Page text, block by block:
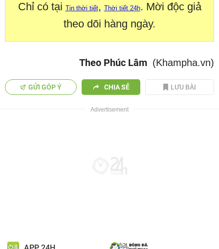
Chỉ có tại Tin thời tiết, Thời tiết 24h. Mời độc giả
theo dõi hàng ngày.
Theo Phúc Lâm (Khampha.vn)
GỬI GÓP Ý CHIA SẺ LƯU BÀI